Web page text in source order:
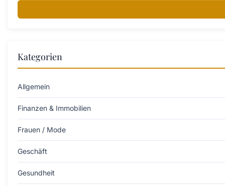
Kategorien
Allgemein
Finanzen & Immobilien
Frauen / Mode
Geschäft
Gesundheit